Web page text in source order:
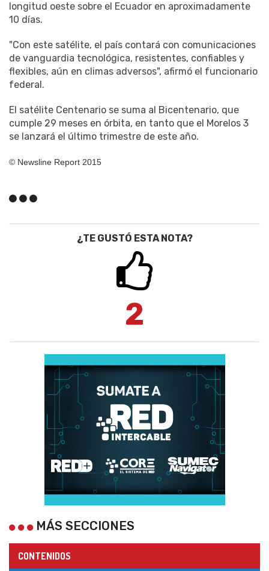
longitud oeste sobre el Ecuador en aproximadamente
10 días.
"Con este satélite, el país contará con comunicaciones
de vanguardia tecnológica, resistentes, confiables y
flexibles, aún en climas adversos", afirmó el funcionario
federal.
El satélite Centenario se suma al Bicentenario, que
cumple 29 meses en órbita, en tanto que el Morelos 3
se lanzará el último trimestre de este año.
© Newsline Report 2015
¿TE GUSTÓ ESTA NOTA?
2
MÁS SECCIONES
CONTENIDOS